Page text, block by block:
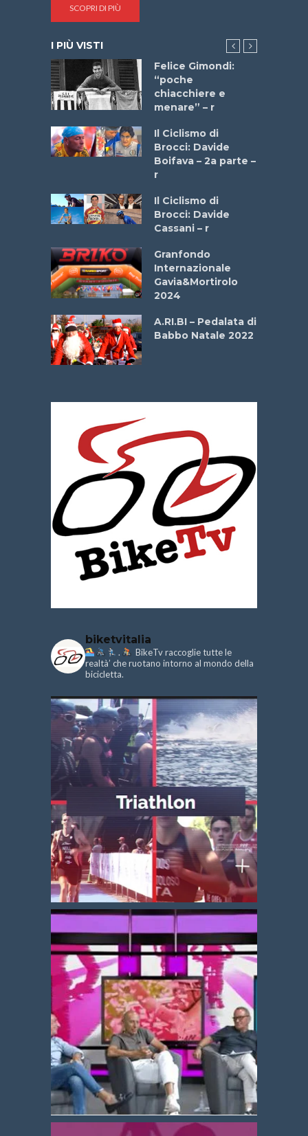
SCOPRI DI PIÙ
I PIÙ VISTI
Felice Gimondi:
“poche
chiacchiere e
menare” – r
Il Ciclismo di
Brocci: Davide
Boifava – 2a parte –
r
Il Ciclismo di
Brocci: Davide
Cassani – r
Granfondo
Internazionale
Gavia&Mortirolo
2024
A.RI.BI – Pedalata di
Babbo Natale 2022
biketvitalia
.
BikeTv raccoglie tutte le
realtà’ che ruotano intorno al mondo della
bicicletta.